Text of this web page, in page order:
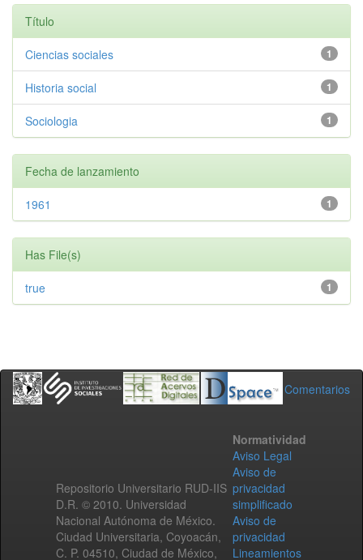
Título
1
Ciencias sociales
1
Historia social
1
Sociologia
Fecha de lanzamiento
1
1961
Has File(s)
1
true
Comentarios
Repositorio Universitario RUD-IIS
D.R. © 2010. Universidad
Nacional Autónoma de México.
Ciudad Universitaria, Coyoacán,
C. P. 04510, Ciudad de México,
Normatividad
Aviso Legal
Aviso de
privacidad
simplificado
Aviso de
privacidad
Lineamientos